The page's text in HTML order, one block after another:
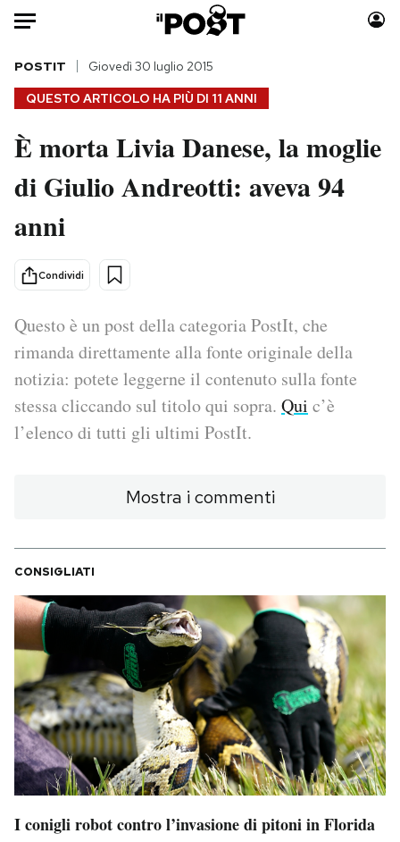
Auto
HOME
Italia
Politica
Tecnologia
Scienza
Economia
Sport
Moda
Consumismi
Altrecose
Mondiali calcio 2026
PODCAST
NEWSLETTER
I MIEI PREFERITI
SHOP
CALENDARIO
AREA PERSONALE
Area Personale
Newsletter
Regala il Post
QUESTO ARTICOLO HA PIÙ DI 11 ANNI
POSTIT Giovedì 30 luglio 2015
È morta Livia Danese, la moglie
di Giulio Andreotti: aveva 94
anni
Condividi
Questo è un post della categoria PostIt, che
rimanda direttamente alla fonte originale della
notizia: potete leggerne il contenuto sulla fonte
stessa cliccando sul titolo qui sopra. Qui c’è
l’elenco di tutti gli ultimi PostIt.
Mostra i commenti
CONSIGLIATI
I conigli robot contro l’invasione di pitoni in Florida